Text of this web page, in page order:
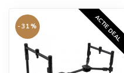
ACTIE DEAL
-31%